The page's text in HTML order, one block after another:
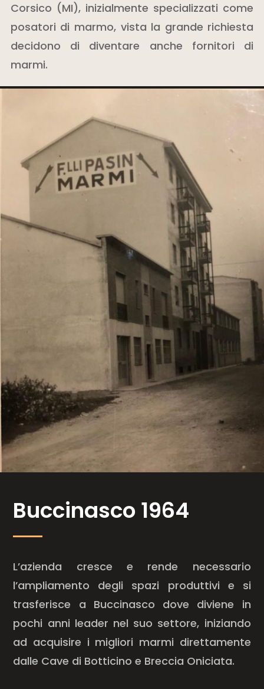
Corsico (MI), inizialmente specializzati come
posatori di marmo, vista la grande richiesta
decidono di diventare anche fornitori di
marmi.
Buccinasco 1964
L’azienda cresce e rende necessario
l’ampliamento degli spazi produttivi e si
trasferisce a Buccinasco dove diviene in
pochi anni leader nel suo settore, iniziando
ad acquisire i migliori marmi direttamente
dalle Cave di Botticino e Breccia Oniciata.